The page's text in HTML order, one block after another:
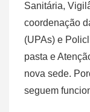
Sanitária,
coordenação
(UPAs) e
pasta e
nova sede.
seguem